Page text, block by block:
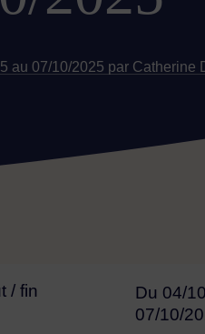
au 07/10/2025 par Catherine
/ fin
Du 04/
07/10/